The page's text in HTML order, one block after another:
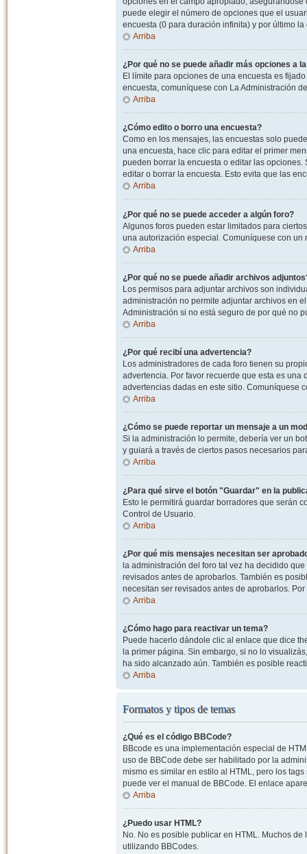
puede elegir el número de opciones que el
encuesta (0 para duración infinita) y por último
Arriba
¿Por qué no se puede añadir más opciones a
El límite para opciones de una encuesta es
encuesta, comuníquese con La Administración
Arriba
¿Cómo edito o borro una encuesta?
Como en los mensajes, las encuestas solo
una encuesta, hace clic para editar el primer
pueden borrar la encuesta o editar las
editar o borrar la encuesta. Esto evita que las
Arriba
¿Por qué no se puede acceder a algún foro?
Algunos foros pueden estar limitados para
una autorización especial. Comuníquese con
Arriba
¿Por qué no se puede añadir archivos
Los permisos para adjuntar archivos son
administración no permite adjuntar archivos en
Administración si no está seguro de por qué no
Arriba
¿Por qué recibí una advertencia?
Los administradores de cada foro tienen su
advertencia. Por favor recuerde que esta es
advertencias dadas en este sitio. Comuníquese
Arriba
¿Cómo se puede reportar un mensaje a un
Si la administración lo permite, debería ver un
y guiará a través de ciertos pasos necesarios
Arriba
¿Para qué sirve el botón "Guardar" en la
Esto le permitirá guardar borradores que serán
Control de Usuario.
Arriba
¿Por qué mis mensajes necesitan ser
la administración del foro tal vez ha decidido
revisados antes de aprobarlos. También es
necesitan ser revisados antes de aprobarlos.
Arriba
¿Cómo hago para reactivar un tema?
Puede hacerlo dándole clic al enlace que dice
la primer página. Sin embargo, si no lo
ha sido alcanzado aún. También es posible
Arriba
Formatos y tipos de temas
¿Qué es el código BBCode?
BBcode es una implementación especial de
uso de BBCode debe ser habilitado por la
mismo es similar en estilo al HTML, pero los
puede ver el manual de BBCode. El enlace
Arriba
¿Puedo usar HTML?
No. No es posible publicar en HTML. Muchos
utilizando BBCodes.